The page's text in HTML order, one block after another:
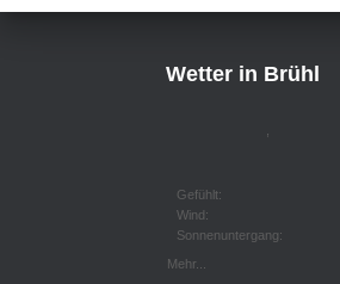
Wetter in Brühl
,
Gefühlt:
Wind:
Sonnenuntergang:
Mehr...